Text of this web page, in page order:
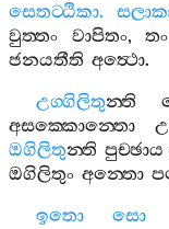
සෙතට‍්ඨිකා.
වුත‍්තං
වාපිතං,තං
ජනයතීති අත්‍ථො.
උග‍්ගිලිතුන‍්ති
අසක‍්කොන‍්තො
ඔගිලිතුන‍්ති පුච‍්ඡාය
ඔගිලිතුං අන‍්තො
ඉතො
සො